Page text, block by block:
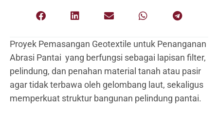
Proyek Pemasangan Geotextile untuk Penanganan
Abrasi Pantai yang berfungsi sebagai lapisan filter,
pelindung, dan penahan material tanah atau pasir
agar tidak terbawa oleh gelombang laut, sekaligus
memperkuat struktur bangunan pelindung pantai.